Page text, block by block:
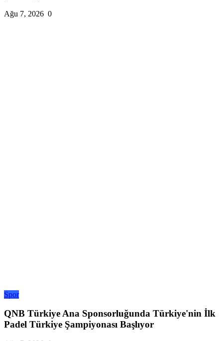
Ağu 7, 2026 0
Spor
QNB Türkiye Ana Sponsorluğunda Türkiye'nin İlk
Padel Türkiye Şampiyonası Başlıyor